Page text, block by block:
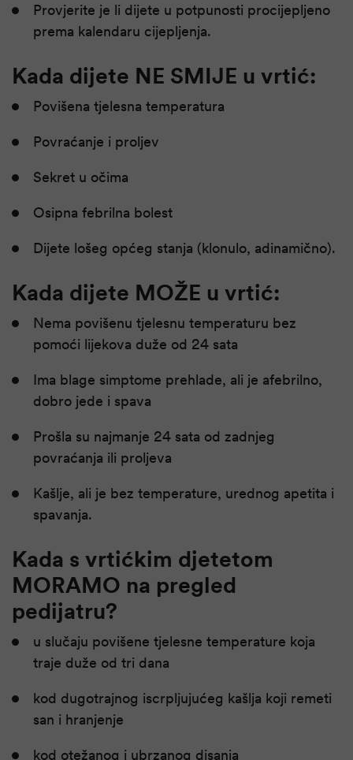
Provjerite je li dijete u potpunosti procijepljeno
prema kalendaru cijepljenja.
Kada dijete NE SMIJE u vrtić:
Povišena tjelesna temperatura
Povraćanje i proljev
Sekret u očima
Osipna febrilna bolest
Dijete lošeg općeg stanja (klonulo, adinamično).
Kada dijete MOŽE u vrtić:
Nema povišenu tjelesnu temperaturu bez
pomoći lijekova duže od 24 sata
Ima blage simptome prehlade, ali je afebrilno,
dobro jede i spava
Prošla su najmanje 24 sata od zadnjeg
povraćanja ili proljeva
Kašlje, ali je bez temperature, urednog apetita i
spavanja.
Kada s vrtićkim djetetom
MORAMO na pregled
pedijatru?
u slučaju povišene tjelesne temperature koja
traje duže od tri dana
kod dugotrajnog iscrpljujućeg kašlja koji remeti
san i hranjenje
kod otežanog i ubrzanog disanja